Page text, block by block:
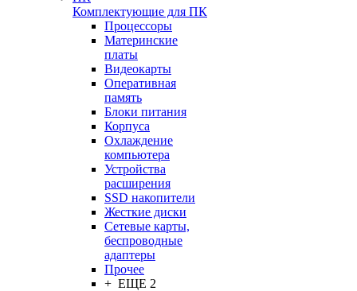
Комплектующие для ПК
Процессоры
Материнские
платы
Видеокарты
Оперативная
память
Блоки питания
Корпуса
Охлаждение
компьютера
Устройства
расширения
SSD накопители
Жесткие диски
Сетевые карты,
беспроводные
адаптеры
Прочее
+ ЕЩЕ 2